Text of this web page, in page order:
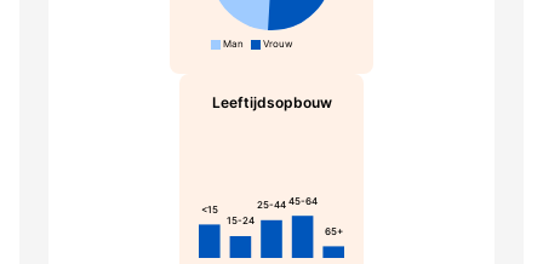
Man Vrouw
Leeftijdsopbouw
<15
15-24
25-4445-64
65+